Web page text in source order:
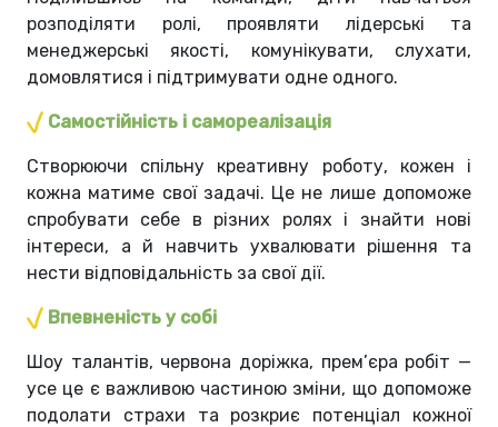
розподіляти ролі, проявляти лідерські та
менеджерські якості, комунікувати, слухати,
домовлятися і підтримувати одне одного.
Самостійність і самореалізація
Створюючи спільну креативну роботу, кожен і
кожна матиме свої задачі. Це не лише допоможе
спробувати себе в різних ролях і знайти нові
інтереси, а й навчить ухвалювати рішення та
нести відповідальність за свої дії.
Впевненість у собі
Шоу талантів, червона доріжка, прем’єра робіт —
усе це є важливою частиною зміни, що допоможе
подолати страхи та розкриє потенціал кожної